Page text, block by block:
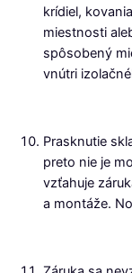
krídiel,
miestnosti
spôsobený
vnútri
Prasknutie
preto nie je
vzťahuje
a montáže.